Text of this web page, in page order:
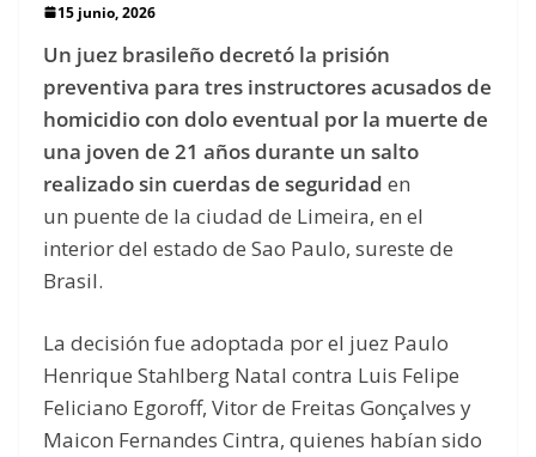
15 junio, 2026
Un juez brasileño decretó la prisión
preventiva para tres instructores acusados ​​de
homicidio con dolo eventual por la muerte de
una joven de 21 años durante un salto
realizado sin cuerdas de seguridad en
un puente de la ciudad de Limeira, en el
interior del estado de Sao Paulo, sureste de
Brasil.
La decisión fue adoptada por el juez Paulo
Henrique Stahlberg Natal contra Luis Felipe
Feliciano Egoroff, Vitor de Freitas Gonçalves y
Maicon Fernandes Cintra, quienes habían sido